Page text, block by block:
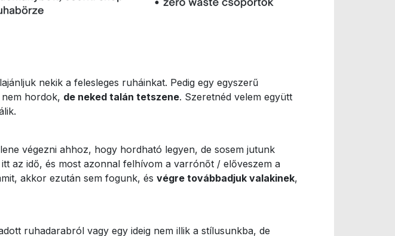
nekik a felesleges ruháinkat. Pedig egy egyszerű
hordok, de neked talán tetszene. Szeretnéd velem együtt
végezni ahhoz, hogy hordható legyen, de sosem jutunk
az idő, és most azonnal felhívom a varrónőt / előveszem a
akkor ezután sem fogunk, és végre továbbadjuk valakinek,
ruhadarabról vagy egy ideig nem illik a stílusunkba, de